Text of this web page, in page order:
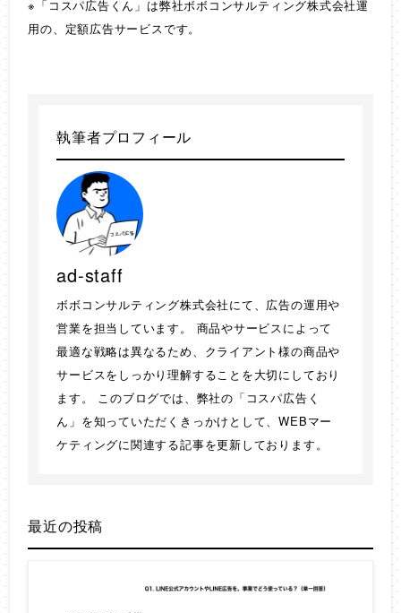
※「コスパ広告くん」は弊社ボボコンサルティング株式会社運
用の、定額広告サービスです。
執筆者プロフィール
ad-staff
ボボコンサルティング株式会社にて、広告の運用や
営業を担当しています。 商品やサービスによって
最適な戦略は異なるため、クライアント様の商品や
サービスをしっかり理解することを大切にしており
ます。 このブログでは、弊社の「コスパ広告く
ん」を知っていただくきっかけとして、WEBマー
ケティングに関連する記事を更新しております。
最近の投稿